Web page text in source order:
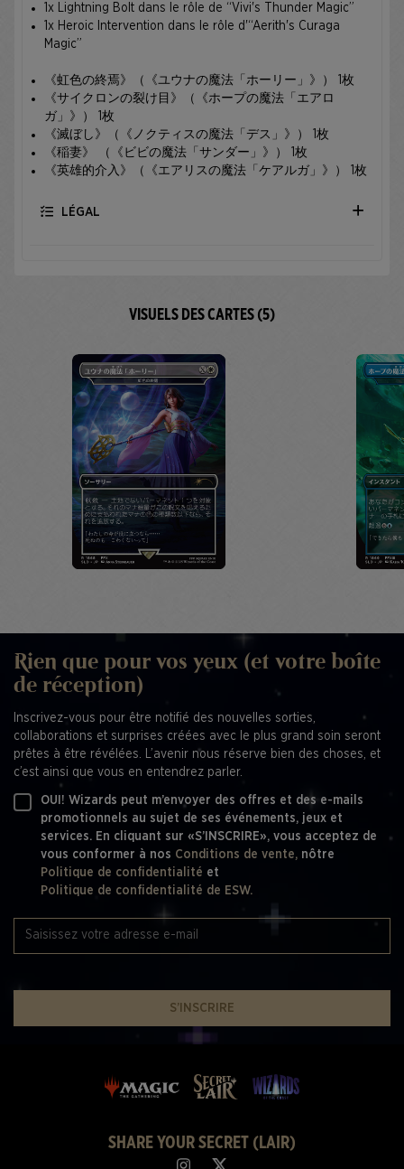
1x Lightning Bolt dans le rôle de “Vivi's Thunder Magic”
1x Heroic Intervention dans le rôle d'“Aerith's Curaga
Magic”
《虹色の終焉》（《ユウナの魔法「ホーリー」》） 1枚
《サイクロンの裂け目》（《ホープの魔法「エアロ
ガ」》） 1枚
《滅ぼし》（《ノクティスの魔法「デス」》） 1枚
《稲妻》 （《ビビの魔法「サンダー」》） 1枚
《英雄的介入》（《エアリスの魔法「ケアルガ」》） 1枚
LÉGAL
VISUELS DES CARTES (5)
Rien que pour vos yeux (et votre boîte
de réception)
Inscrivez-vous pour être notifié des nouvelles sorties,
collaborations et surprises créées avec le plus grand soin seront
prêtes à être révélées. L’avenir nous réserve bien des choses, et
c’est ainsi que vous en entendrez parler.
OUI! Wizards peut m’envoyer des offres et des e-mails
promotionnels au sujet de ses événements, jeux et
services. En cliquant sur «S’INSCRIRE», vous acceptez de
vous conformer à nos Conditions de vente, nôtre
Politique de confidentialité et
Politique de confidentialité de ESW.
S’INSCRIRE
SHARE YOUR SECRET (LAIR)